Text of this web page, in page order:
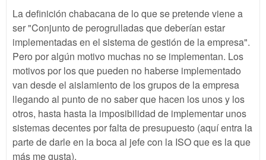
La definición chabacana de lo que se pretende viene a
ser "Conjunto de perogrulladas que deberían estar
implementadas en el sistema de gestión de la empresa".
Pero por algún motivo muchas no se implementan. Los
motivos por los que pueden no haberse implementado
van desde el aislamiento de los grupos de la empresa
llegando al punto de no saber que hacen los unos y los
otros, hasta hasta la imposibilidad de implementar unos
sistemas decentes por falta de presupuesto (aquí entra la
parte de darle en la boca al jefe con la ISO que es la que
más me gusta).